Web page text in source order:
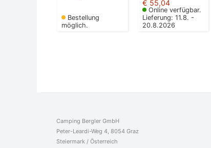
Bestellung
möglich.
€ 55,04
Online verfügbar.
Lieferung: 11.8. -
20.8.2026
Camping Bergler GmbH
Peter-Leardi-Weg 4, 8054 Graz
Steiermark / Österreich​